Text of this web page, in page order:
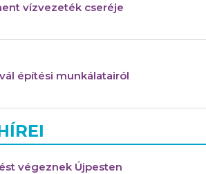
vízvezeték cseréje
építési munkálatairól
végeznek Újpesten